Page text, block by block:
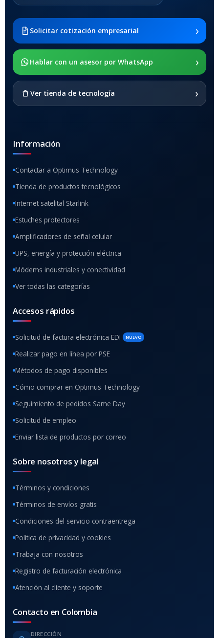
2021 SM-x200 / Samsung
Galaxy Tab A8 10.5 2021 SM-
x205
SOPORTE DE APOYO
Solicitar cotización empresarial ›
Hablar con un asesor por WhatsApp ›
Ver tienda de tecnología ›
Información
Contactar a Optimus Technology
Tienda de productos tecnológicos
Internet satelital Starlink
Estuches protectores
Amplificadores de señal celular
UPS, energía y protección eléctrica
Módems industriales y conectividad
Ver todas las categorías
Accesos rápidos
Solicitud de factura electrónica EDI NUEVO
Realizar pago en línea por PSE
Métodos de pago disponibles
Cómo comprar en Optimus Technology
Seguimiento de pedidos Same Day
Solicitud de empleo
Enviar lista de productos por correo
Sobre nosotros y legal
Términos y condiciones
Términos de envíos gratis
Condiciones del servicio contraentrega
Política de privacidad y cookies
Trabaja con nosotros
Registro de facturación electrónica
Atención al cliente y soporte
Contacto en Colombia
DIRECCIÓN